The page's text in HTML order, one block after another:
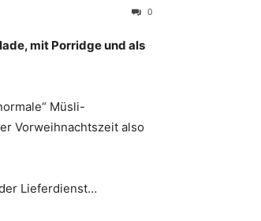
0
mit Porridge und als
Müsli-
Vorweihnachtszeit also
Lieferdienst…